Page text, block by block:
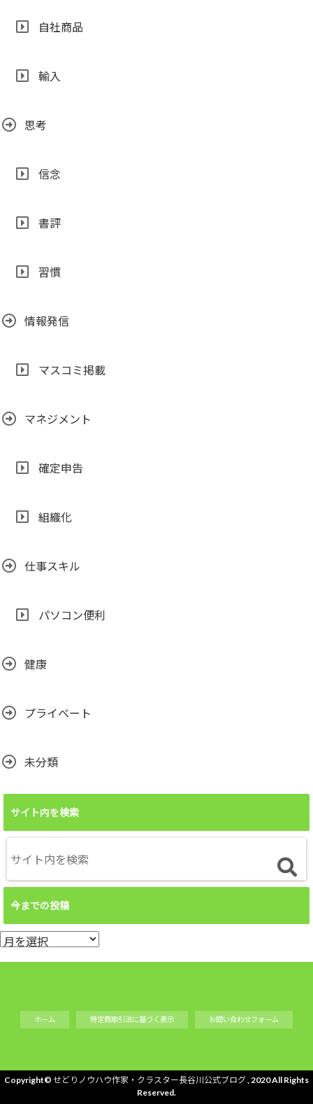
自社商品
輸入
思考
信念
書評
習慣
情報発信
マスコミ掲載
マネジメント
確定申告
組織化
仕事スキル
パソコン便利
健康
プライベート
未分類
サイト内を検索
今までの投稿
今
ホーム 特定商取引法に基づく表示 お問い合わせフォーム
Copyright© せどりノウハウ作家・クラスター長谷川公式ブログ, 2020 All Rights
Reserved.